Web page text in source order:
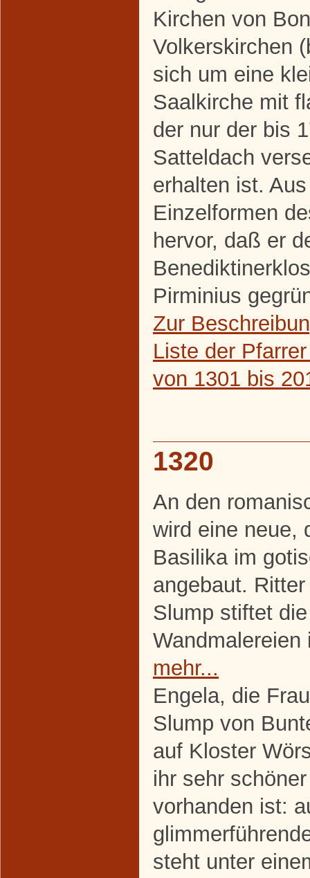
Kirchen von
Volkerskirchen
sich um eine
Saalkirche mit
der nur der bis
Satteldach
erhalten ist.
Einzelformen
hervor, daß er
Pirminius
Zur
Liste der
von 1301 bis
1320
An den
wird eine neue,
Basilika im
angebaut.
Slump stiftet die
Wandmalereien
mehr...
Engela, die
Slump von
auf Kloster
ihr sehr
vorhanden ist:
steht unter